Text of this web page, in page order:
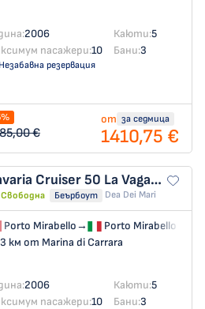
2006 Каюти:5
пасажери:10 Бани:3
Незабавна резервация
€
от за седмица
1410,75 €
Cruiser 50 La Vagabonda
Свободна Беърбоут Dea Dei Mari
Porto Mirabello→
Porto Mirabello
км от Marina di Carrara
2006 Каюти:5
пасажери:10 Бани:3